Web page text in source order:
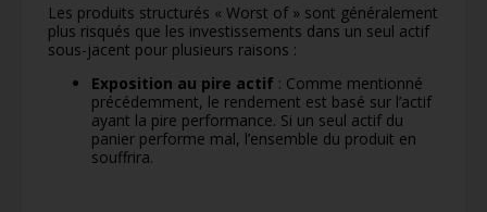
Les produits structurés « Worst of » sont généralement
plus risqués que les investissements dans un seul actif
sous-jacent pour plusieurs raisons :
Exposition au pire actif : Comme mentionné
précédemment, le rendement est basé sur l’actif
ayant la pire performance. Si un seul actif du
panier performe mal, l’ensemble du produit en
souffrira.